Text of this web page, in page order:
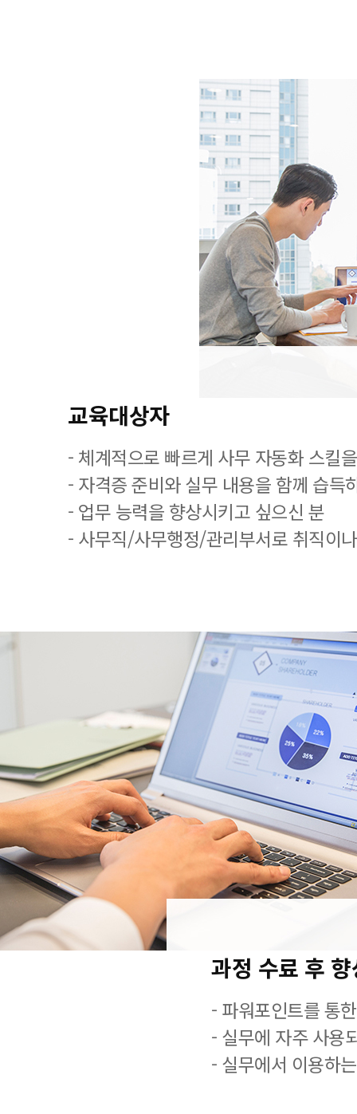
교육대상자
- 체계적으로 빠르게 사무 자동화 스킬
- 자격증 준비와 실무 내용을 함께 습득
- 업무 능력을 향상시키고 싶으신 분
- 사무직/사무행정/관리부서로 취직이
과정 수료 후
- 파워포인트를 통
- 실무에 자주 사용
- 실무에서 이용하